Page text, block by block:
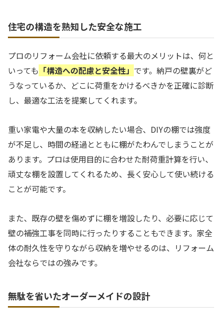
住宅の構造を熟知した安全な施工
プロのリフォーム会社に依頼する最大のメリットは、何と
いっても 「構造への配慮と安全性」 です。納戸の壁裏がど
うなっているか、どこに荷重をかけるべきかを正確に診断
し、最適な工法を提案してくれます。
重い家電や大量の本を収納したい場合、DIYの棚では強度
が不足し、時間の経過とともに棚がたわんでしまうことが
あります。プロは使用目的に合わせた耐荷重計算を行い、
頑丈な棚を設置してくれるため、長く安心して使い続ける
ことが可能です。
また、既存の壁を傷めずに棚を増設したり、必要に応じて
壁の補強工事を同時に行ったりすることもできます。家全
体の耐久性を守りながら収納を増やせるのは、リフォーム
会社ならではの強みです。
無駄を省いたオーダーメイドの設計